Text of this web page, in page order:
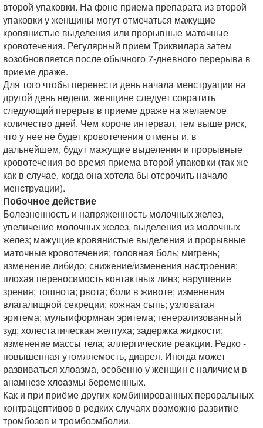
второй упаковки. На фоне приема препарата из второй
упаковки у женщины могут отмечаться мажущие
кровянистые выделения или прорывные маточные
кровотечения. Регулярный прием Триквилара затем
возобновляется после обычного 7-дневного перерыва в
приеме драже.
Для того чтобы перенести день начала менструации на
другой день недели, женщине следует сократить
следующий перерыв в приеме драже на желаемое
количество дней. Чем короче интервал, тем выше риск,
что у нее не будет кровотечения отмены и, в
дальнейшем, будут мажущие выделения и прорывные
кровотечения во время приема второй упаковки (так же
как в случае, когда она хотела бы отсрочить начало
менструации).
Побочное действие
Болезненность и напряженность молочных желез,
увеличение молочных желез, выделения из молочных
желез; мажущие кровянистые выделения и прорывные
маточные кровотечения; головная боль; мигрень;
изменение либидо; снижение/изменения настроения;
плохая переносимость контактных линз; нарушение
зрения; тошнота; рвота; боли в животе; изменения
влагалищной секреции; кожная сыпь; узловатая
эритема; мультиформная эритема; генерализованный
зуд; холестатическая желтуха; задержка жидкости;
изменение массы тела; аллергические реакции. Редко -
повышенная утомляемость, диарея. Иногда может
развиваться хлоазма, особенно у женщин с наличием в
анамнезе хлоазмы беременных.
Как и при приёме других комбинированных пероральных
контрацептивов в редких случаях возможно развитие
тромбозов и тромбоэмболии.